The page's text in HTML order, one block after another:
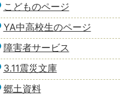
こどものページ
YA中高校生のページ
障害者サービス
3.11震災文庫
郷土資料